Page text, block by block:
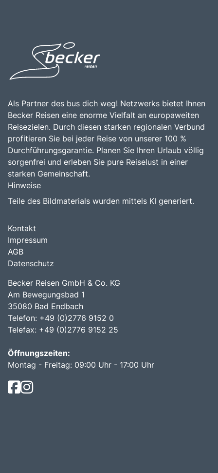
Als Partner des bus dich weg! Netzwerks bietet Ihnen
Becker Reisen eine enorme Vielfalt an europaweiten
Reisezielen. Durch diesen starken regionalen Verbund
profitieren Sie bei jeder Reise von unserer 100 %
Durchführungsgarantie. Planen Sie Ihren Urlaub völlig
sorgenfrei und erleben Sie pure Reiselust in einer
starken Gemeinschaft.
Hinweise
Teile des Bildmaterials wurden mittels KI generiert.
Kontakt
Impressum
AGB
Datenschutz
Becker Reisen GmbH & Co. KG
Am Bewegungsbad 1
35080 Bad Endbach
Telefon: +49 (0)2776 9152 0
Telefax: +49 (0)2776 9152 25
Öffnungszeiten:
Montag - Freitag: 09:00 Uhr - 17:00 Uhr